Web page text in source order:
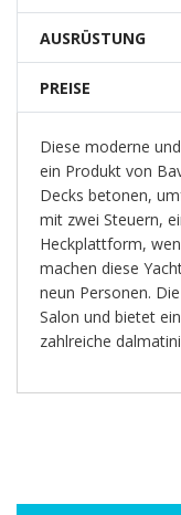
AUSRÜSTUNG
PREISE
Diese moderne
ein Produkt von
Decks betonen,
mit zwei Steuern,
Heckplattform,
machen diese
neun Personen.
Salon und bietet
zahlreiche